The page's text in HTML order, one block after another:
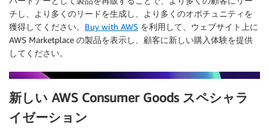
チし、より多くのリードを生成し、より多くのオポチュニティを
獲得してください。 Buy with AWS を利用して、ウェブサイト上に
AWS Marketplace の製品を表示し、顧客に新しい購入体験を提供
してください。
新しい AWS Consumer Goods スペシャラ
イゼーション